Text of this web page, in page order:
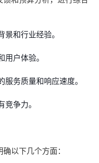
和行业经验。
户体验。
务质量和响应速度。
争力。
以下几个方面：